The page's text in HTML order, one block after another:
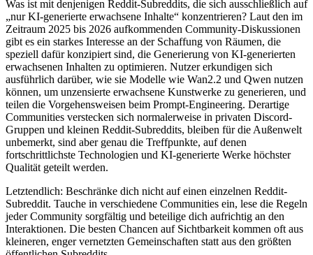
Was ist mit denjenigen Reddit-Subreddits, die sich ausschließlich auf
„nur KI-generierte erwachsene Inhalte“ konzentrieren? Laut den im
Zeitraum 2025 bis 2026 aufkommenden Community-Diskussionen
gibt es ein starkes Interesse an der Schaffung von Räumen, die
speziell dafür konzipiert sind, die Generierung von KI-generierten
erwachsenen Inhalten zu optimieren. Nutzer erkundigen sich
ausführlich darüber, wie sie Modelle wie Wan2.2 und Qwen nutzen
können, um unzensierte erwachsene Kunstwerke zu generieren, und
teilen die Vorgehensweisen beim Prompt-Engineering. Derartige
Communities verstecken sich normalerweise in privaten Discord-
Gruppen und kleinen Reddit-Subreddits, bleiben für die Außenwelt
unbemerkt, sind aber genau die Treffpunkte, auf denen
fortschrittlichste Technologien und KI-generierte Werke höchster
Qualität geteilt werden.
Letztendlich: Beschränke dich nicht auf einen einzelnen Reddit-
Subreddit. Tauche in verschiedene Communities ein, lese die Regeln
jeder Community sorgfältig und beteilige dich aufrichtig an den
Interaktionen. Die besten Chancen auf Sichtbarkeit kommen oft aus
kleineren, enger vernetzten Gemeinschaften statt aus den größten